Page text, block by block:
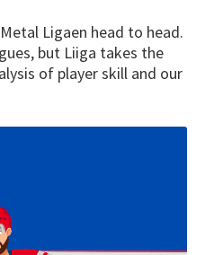
Ligaen head to head.
but Liiga takes the
of player skill and our